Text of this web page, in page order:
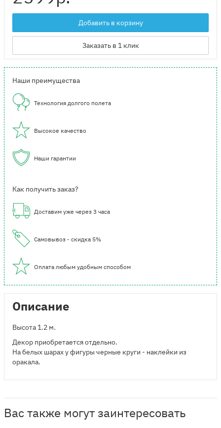
Добавить в корзину
Заказать в 1 клик
Наши преимущества
Технология долгого полета
Высокое качество
Наши гарантии
Как получить заказ?
Доставим уже через 3 часа
Самовывоз - скидка 5%
Оплата любым удобным способом
Описание
Высота 1.2 м.
Декор приобретается отдельно.
На белых шарах у фигуры черные круги - наклейки из
оракала.
Вас также могут заинтересовать